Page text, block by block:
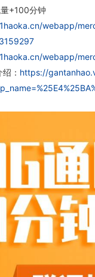
+100分钟
webapp/
webapp/
： https://